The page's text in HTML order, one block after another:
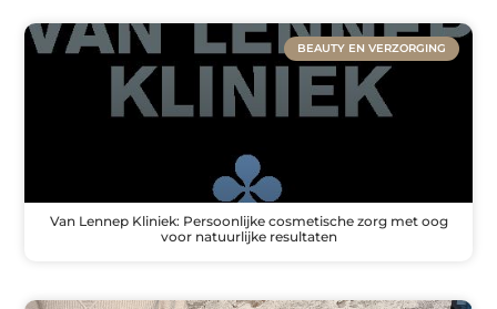
BEAUTY EN VERZORGING
Van Lennep Kliniek: Persoonlijke cosmetische zorg met oog
voor natuurlijke resultaten